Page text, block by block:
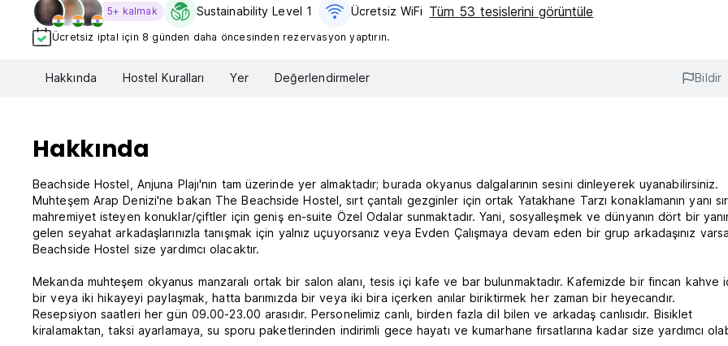
5+ kalmak Sustainability Level 1 Ücretsiz WiFi Tüm 53 tesislerini görüntüle
Ücretsiz iptal için 8 günden daha öncesinden rezervasyon yaptırın.
Hakkında Hostel Kuralları Yer Değerlendirmeler Bildir
Hakkında
Beachside Hostel, Anjuna Plajı'nın tam üzerinde yer almaktadır; burada okyanus dalgalarının sesini dinleyerek uyanabilirsiniz.
Muhteşem Arap Denizi'ne bakan The Beachside Hostel, sırt çantalı gezginler için ortak Yatakhane Tarzı konaklamanın yanı
mahremiyet isteyen konuklar/çiftler için geniş en-suite Özel Odalar sunmaktadır. Yani, sosyalleşmek ve dünyanın dört bir
gelen seyahat arkadaşlarınızla tanışmak için yalnız uçuyorsanız veya Evden Çalışmaya devam eden bir grup arkadaşınız
Beachside Hostel size yardımcı olacaktır.
Mekanda muhteşem okyanus manzaralı ortak bir salon alanı, tesis içi kafe ve bar bulunmaktadır. Kafemizde bir fincan kahve
bir veya iki hikayeyi paylaşmak, hatta barımızda bir veya iki bira içerken anılar biriktirmek her zaman bir heyecandır.
Resepsiyon saatleri her gün 09.00-23.00 arasıdır. Personelimiz canlı, birden fazla dil bilen ve arkadaş canlısıdır. Bisiklet
kiralamaktan, taksi ayarlamaya, su sporu paketlerinden indirimli gece hayatı ve kumarhane fırsatlarına kadar size yardımcı